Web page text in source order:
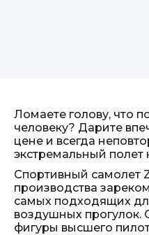
Ломаете голову, что
человеку? Дарите
цене и всегда
экстремальный полет
Спортивный самолет
производства
самых подходящих
воздушных
фигуры высшего